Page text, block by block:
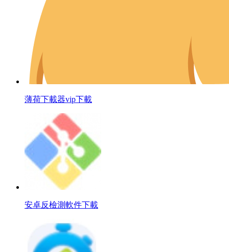
薄荷下載器vip下載
安卓反檢測軟件下載